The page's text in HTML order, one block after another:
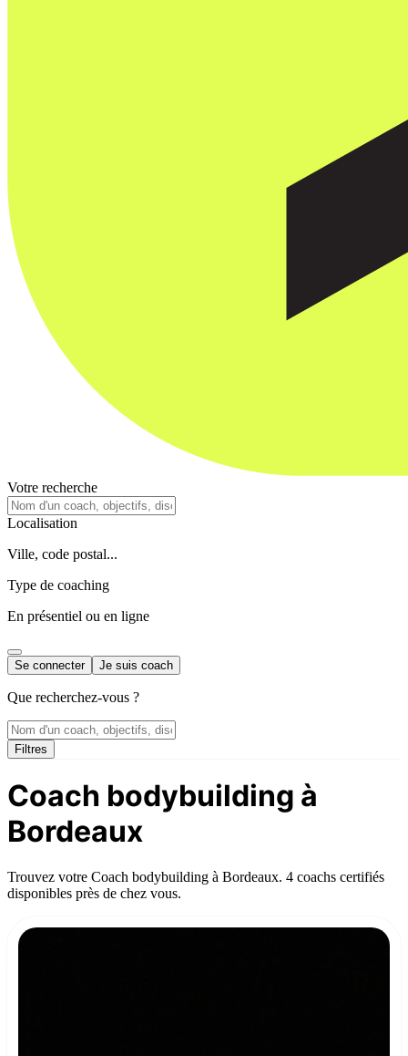
Votre recherche
Localisation
Ville, code postal...
Type de coaching
En présentiel ou en ligne
Se connecter Je suis coach
Que recherchez-vous ?
Filtres
Coach bodybuilding à
Bordeaux
Trouvez votre Coach bodybuilding à Bordeaux. 4 coachs certifiés
disponibles près de chez vous.